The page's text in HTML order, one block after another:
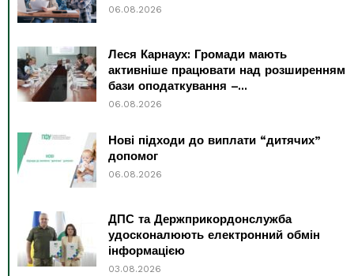
06.08.2026
Леся Карнаух: Громади мають
активніше працювати над розширенням
бази оподаткування –...
06.08.2026
Нові підходи до виплати “дитячих”
допомог
06.08.2026
ДПС та Держприкордонслужба
удосконалюють електронний обмін
інформацією
03.08.2026